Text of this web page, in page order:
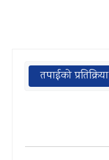
तपाईको प्रतिक्रिया